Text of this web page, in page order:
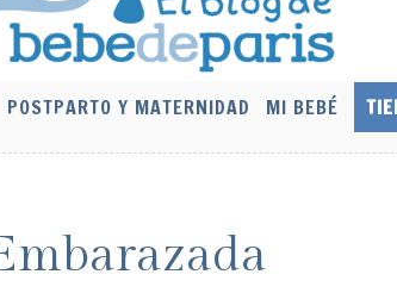
POSTPARTO Y MATERNIDAD MI BEBÉ